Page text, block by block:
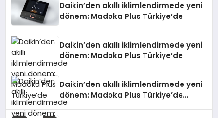
Daikin’den akıllı iklimlendirmede yeni
dönem: Madoka Plus Türkiye’de
Daikin’den akıllı iklimlendirmede yeni
dönem: Madoka Plus Türkiye’de
Daikin’den akıllı iklimlendirmede yeni
dönem: Madoka Plus Türkiye’de
Daikin’in kullanıcı dostu tasarımıyla